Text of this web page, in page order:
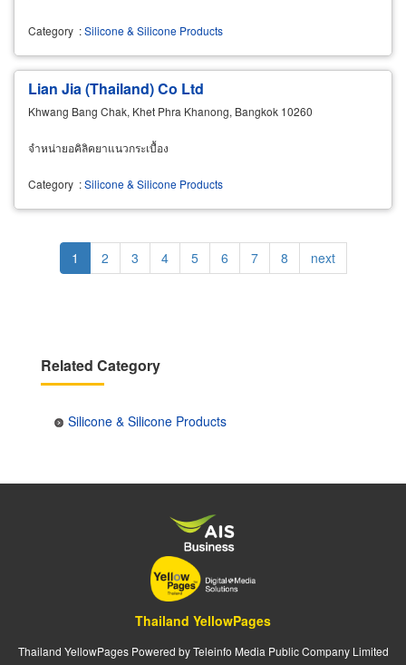
Category :Silicone & Silicone Products
Lian Jia (Thailand) Co Ltd
Khwang Bang Chak, Khet Phra Khanong, Bangkok 10260
จำหน่ายอคิลิคยาแนวกระเบื้อง
Category :Silicone & Silicone Products
Pagination
Current
page
1 Page
2 Page
3 Page
4 Page
5 Page
6 Page
7 Page
8
Next
page
next
Related Category
Silicone & Silicone Products
Thailand YellowPages
Thailand YellowPages Powered by Teleinfo Media Public Company Limited